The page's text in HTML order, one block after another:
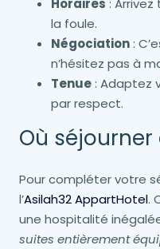
Horaires :
la foule.
Négociation:
n’hésitez pas à
Tenue: Adaptez
par respect.
Où séjourner
Pour compléter votre
l’Asilah32 AppartHotel.
une hospitalité
suites entièrement